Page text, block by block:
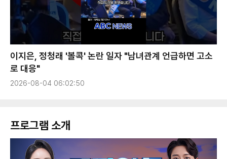
이지은, 정청래 '볼콕' 논란 일자 "남녀관계 언급하면 고소
로 대응"
2026-08-04 06:02:50
프로그램 소개